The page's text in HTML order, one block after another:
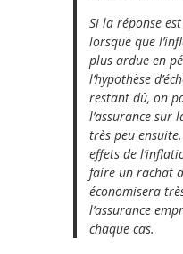
Si la réponse
lorsque que
plus ardue en
l’hypothèse
restant dû, on
l’assurance sur
très peu
effets de
faire un rachat
économisera
l’assurance
chaque cas.